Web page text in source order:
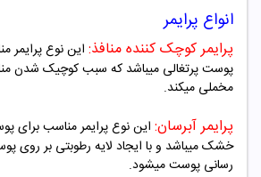
انواع پرایمر
پرایمر کوچک کننده منافذ: این نوع پرایمر
پوست پرتغالی میباشد که سبب کوچیک شدن
مخملی میکند.
پرایمر آبرسان: این نوع پرایمر مناسب برای
خشک میباشد و با ایجاد لایه رطوبتی بر
رسانی پوست میشود.